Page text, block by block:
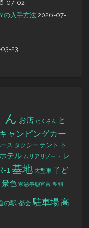
07-02
の入手方法 2026-07-
23
ん お店 たくさん と
キャンピングカー
ス タクシー テント
ト
ホテル ムリアリゾート
レ
1 基地 大型車 子ど
景色 緊急事態宣言 翌朝
の駅 都会 駐車場高